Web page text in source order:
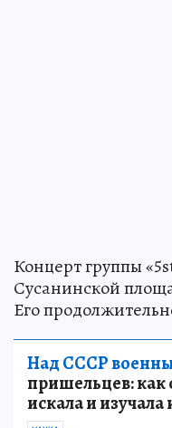
Концерт группы
Сусанинской
Его
Над СССР
пришельцев: как
искала и